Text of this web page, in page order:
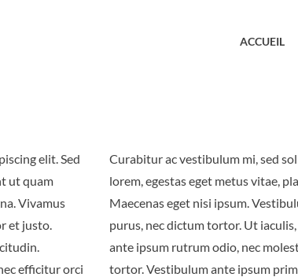
ACCUEIL
elit. Sed
ut quam
Vivamus
et justo.
efficitur orci
Nulla ex
magna.
volutpat,
eu
orci luctus